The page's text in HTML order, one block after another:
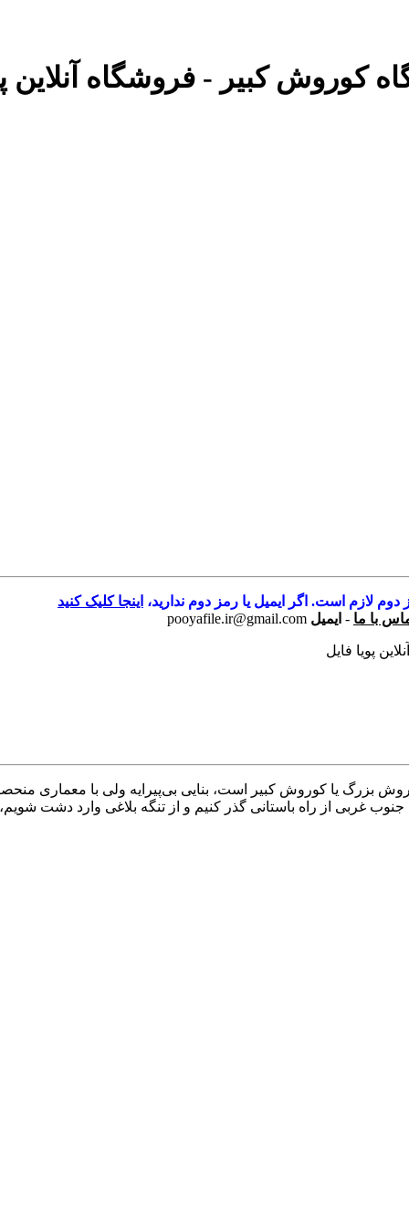
کوروش کبیر - فروشگاه آنلاین
دوم لازم است. اگر ایمیل یا رمز دوم ندارید، اینجا کلیک کنید
با ما - ایمیل pooyafile.ir@gmail.com
پویا فایل
یا کوروش کبیر است، بنایی بی‌پیرایه ولی با معماری
غربی از راه باستانی گذر کنیم و از تنگه بلاغی وارد دشت